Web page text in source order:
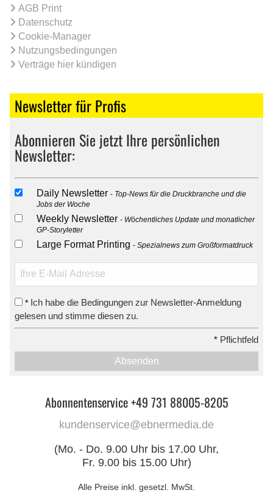
AGB Print
Datenschutz
Cookie-Manager
Nutzungsbedingungen
Verträge hier kündigen
Newsletter für Profis
Abonnieren Sie jetzt Ihre persönlichen
Newsletter:
Daily Newsletter
Top-News für die Druckbranche und die
Jobs der Woche
Weekly Newsletter
Wöchentliches Update und monatlicher
GP-Storyletter
Large Format Printing Spezialnews zum Großformatdruck
* Ich habe die Bedingungen zur Newsletter-Anmeldung
gelesen und stimme diesen zu.
* Pflichtfeld
Absenden
Abonnentenservice +49 731 88005-8205
kundenservice@ebnermedia.de
(Mo. - Do. 9.00 Uhr bis 17.00 Uhr,
Fr. 9.00 bis 15.00 Uhr)
Alle Preise inkl. gesetzl. MwSt.